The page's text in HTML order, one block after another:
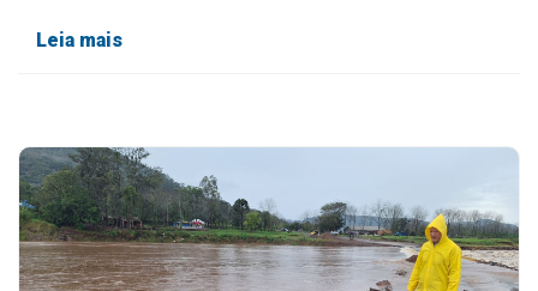
Leia mais